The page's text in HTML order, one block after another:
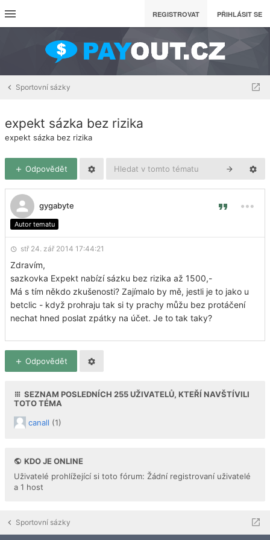
REGISTROVAT PŘIHLÁSIT SE
Sportovní sázky
expekt sázka bez rizika
expekt sázka bez rizika
Odpovědět
gygabyte
Autor tematu
stř 24. zář 2014 17:44:21
Zdravím,
sazkovka Expekt nabízí sázku bez rizika až 1500,-
Má s tím někdo zkušenosti? Zajímalo by mě, jestli je to jako u
betclic - když prohraju tak si ty prachy můžu bez protáčení
nechat hned poslat zpátky na účet. Je to tak taky?
Odpovědět
SEZNAM POSLEDNÍCH 255UŽIVATELŮ, KTEŘÍ NAVŠTÍVILI
TOTO TÉMA
canall (1)
KDO JE ONLINE
Uživatelé prohlížející si toto fórum: Žádní registrovaní uživatelé
a 1 host
Sportovní sázky